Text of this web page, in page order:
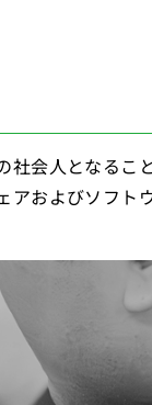
社会人となるこ
アおよびソフト